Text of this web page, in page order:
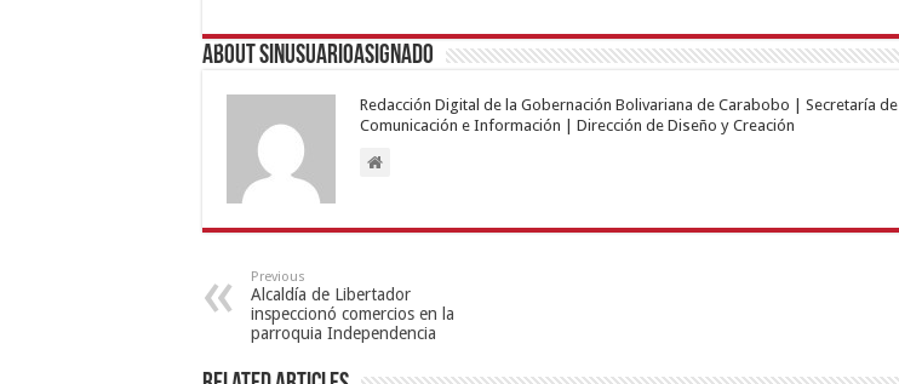
About sinusuarioasignado
Redacción Digital de la Gobernación Bolivariana de Carabobo | Secretaría de
Comunicación e Información | Dirección de Diseño y Creación
Previous
Alcaldía de Libertador
inspeccionó comercios en la
parroquia Independencia